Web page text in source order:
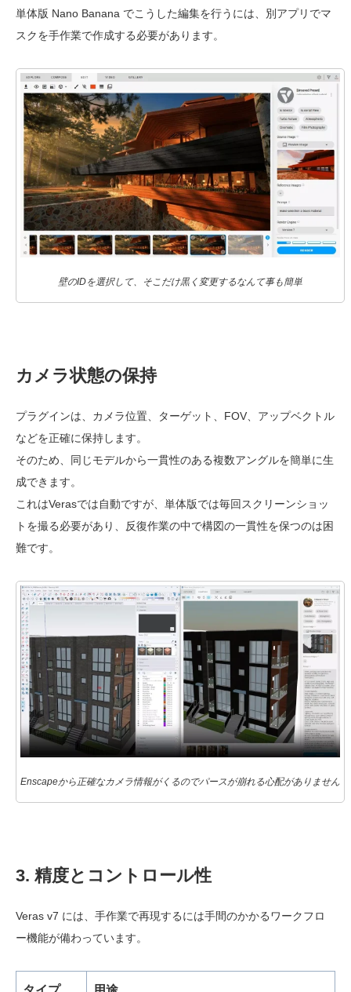
単体版 Nano Banana でこうした編集を行うには、別アプリでマ
スクを手作業で作成する必要があります。
壁のIDを選択して、そこだけ黒く変更するなんて事も簡単
カメラ状態の保持
プラグインは、カメラ位置、ターゲット、FOV、アップベクトル
などを正確に保持します。
そのため、同じモデルから一貫性のある複数アングルを簡単に生
成できます。
これはVerasでは自動ですが、単体版では毎回スクリーンショッ
トを撮る必要があり、反復作業の中で構図の一貫性を保つのは困
難です。
Enscapeから正確なカメラ情報がくるのでパースが崩れる心配がありません
3. 精度とコントロール性
Veras v7 には、手作業で再現するには手間のかかるワークフロ
ー機能が備わっています。